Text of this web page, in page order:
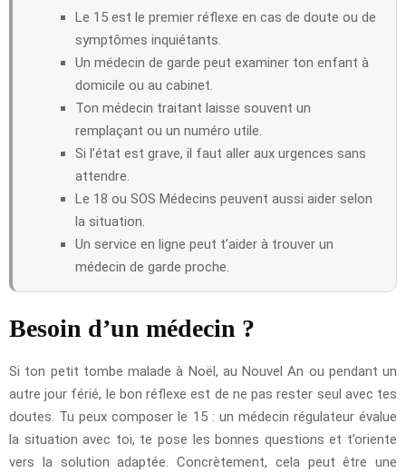
Le 15 est le premier réflexe en cas de doute ou de
symptômes inquiétants.
Un médecin de garde peut examiner ton enfant à
domicile ou au cabinet.
Ton médecin traitant laisse souvent un
remplaçant ou un numéro utile.
Si l’état est grave, il faut aller aux urgences sans
attendre.
Le 18 ou SOS Médecins peuvent aussi aider selon
la situation.
Un service en ligne peut t’aider à trouver un
médecin de garde proche.
Besoin d’un médecin ?
Si ton petit tombe malade à Noël, au Nouvel An ou pendant un
autre jour férié, le bon réflexe est de ne pas rester seul avec tes
doutes. Tu peux composer le 15 : un médecin régulateur évalue
la situation avec toi, te pose les bonnes questions et t’oriente
vers la solution adaptée. Concrètement, cela peut être une